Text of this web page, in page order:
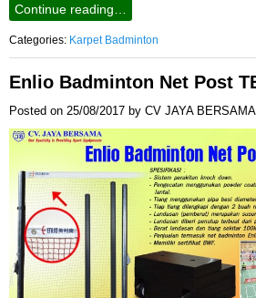
Continue reading…
Categories: Karpet Badminton
Enlio Badminton Net Post
Posted on 25/08/2017 by CV JAYA BERSAMA